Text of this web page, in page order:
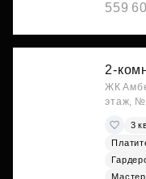
559
2-
ЖК
этаж,
3